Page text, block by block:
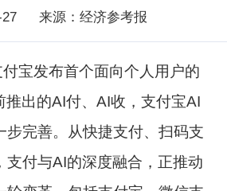
来源：经济参考报
发布首个面向个人用户的
推出的AI付、AI收，支付宝AI
步完善。从快捷支付、扫码支
支付与AI的深度融合，正推动